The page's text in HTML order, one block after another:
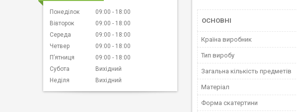
ОСНОВНІ
Країна виробник
Тип виробу
Загальна кількість предметів
Матеріал
Форма скатертини
Понеділок 09:00
18:00
Вівторок
09:00
18:00
Середа
09:00
18:00
Четвер
09:00
18:00
Пʼятниця
09:00
18:00
Субота
Вихідний
Неділя
Вихідний